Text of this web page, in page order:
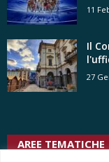
11
Il
27
AREE TEMATICHE